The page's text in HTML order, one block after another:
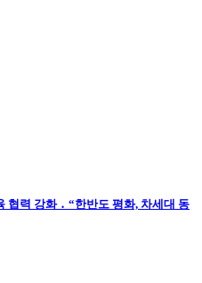
협력 강화 ․ “한반도 평화, 차세대 동